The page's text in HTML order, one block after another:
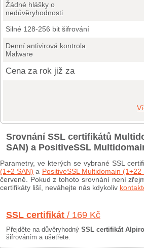
Žádné hlášky o
nedůvěryhodnosti
Silné 128-256 bit šifrování
Denní antivirová kontrola
Malware
Cena za rok již za
Srovnání SSL certifikátů
SAN) a PositiveSSL
Parametry, ve kterých se vybrané SSL
(1+2 SAN) a PositiveSSL Multidomain (1+22
červeně. Pokud z tohoto srovnání není
certifikáty liší, neváhejte nás kdykoliv
SSL certifikát / 169 Kč
Přejděte na důvěryhodný SSL certifikát
šifrováním a ušetřete.